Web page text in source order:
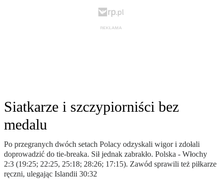
Siatkarze i szczypiorniści bez
medalu
Po przegranych dwóch setach Polacy odzyskali wigor i zdołali
doprowadzić do tie-breaka. Sił jednak zabrakło. Polska - Włochy
2:3 (19:25; 22:25, 25:18; 28:26; 17:15). Zawód sprawili też piłkarze
ręczni, ulegając Islandii 30:32